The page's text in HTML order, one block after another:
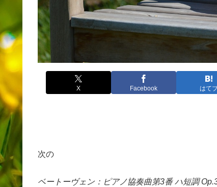
X Facebook はて
次の
ベートーヴェン：ピアノ協奏曲第3番 ハ短調